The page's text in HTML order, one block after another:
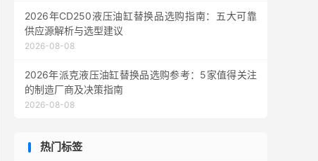
2026年CD250液压油缸替换品选购指南：五大可靠
供应源解析与选型建议
2026-08-08
2026年派克液压油缸替换品选购参考：5家值得关注
的制造厂商及决策指南
2026-08-08
热门标签